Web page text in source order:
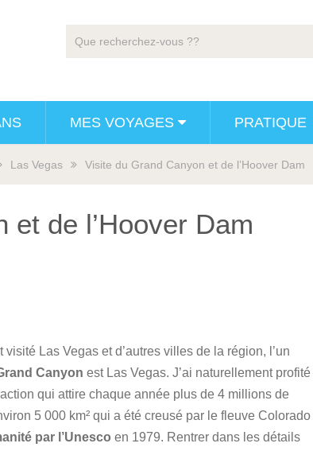
MES VOYAGES PRATIQUE
Las Vegas Visite du Grand Canyon et de l’Hoover Dam
de l’Hoover Dam
Las Vegas et d’autres villes de la région, l’un
Canyon est Las Vegas. J’ai naturellement profité
qui attire chaque année plus de 4 millions de
5 000 km² qui a été creusé par le fleuve Colorado
par l’Unesco en 1979. Rentrer dans les détails